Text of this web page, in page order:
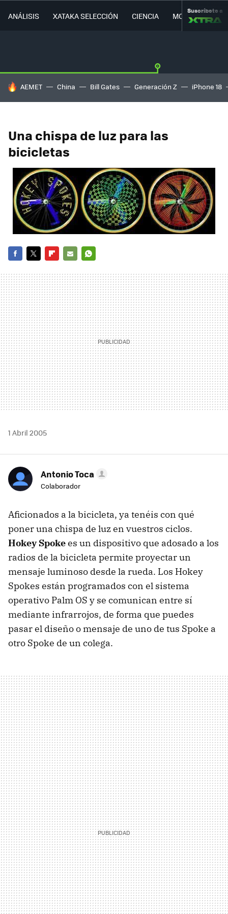
ANÁLISIS XATAKA SELECCIÓN CIENCIA MOVILIDAD
Suscríbete a
HOY SE HABLA DE
AEMET China Bill Gates Generación Z iPhone 18
Una chispa de luz para las
bicicletas
MAIL
1 Abril 2005
Antonio Toca
Colaborador
Aficionados a la bicicleta, ya tenéis con qué
poner una chispa de luz en vuestros ciclos.
Hokey Spokees un dispositivo que adosado a los
radios de la bicicleta permite proyectar un
mensaje luminoso desde la rueda. Los Hokey
Spokes están programados con el sistema
operativo Palm OS y se comunican entre sí
mediante infrarrojos, de forma que puedes
pasar el diseño o mensaje de uno de tus Spoke a
otro Spoke de un colega.